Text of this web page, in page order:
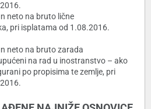
neto na bruto lične
pri isplatama od 1.08.2016.
neto na bruto zarada
na rad u inostranstvo – ako
po propisima te zemlje, pri